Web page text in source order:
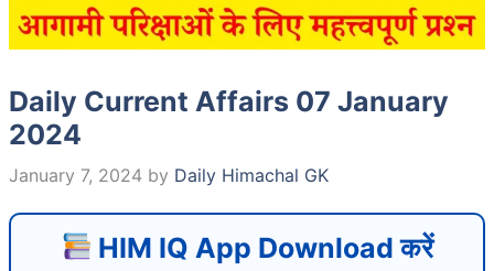
Daily Current Affairs 07 January
2024
January 7, 2024 by Daily Himachal GK
HIM IQ App Download करें